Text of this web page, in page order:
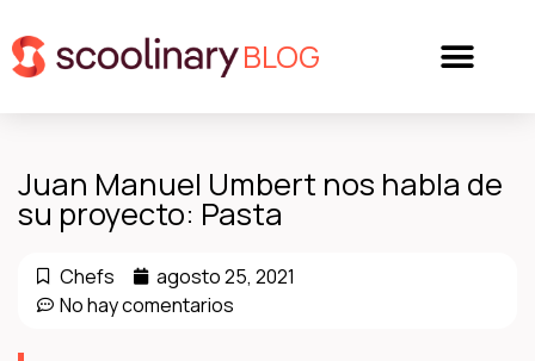
BLOG
Juan Manuel Umbert nos habla de
su proyecto: Pasta
Chefs
agosto 25, 2021
No hay comentarios